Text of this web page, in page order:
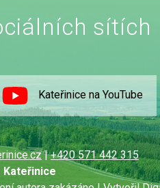
sítích
Kateřinice na YouTube
|+420 571 442 315
Kateřinice